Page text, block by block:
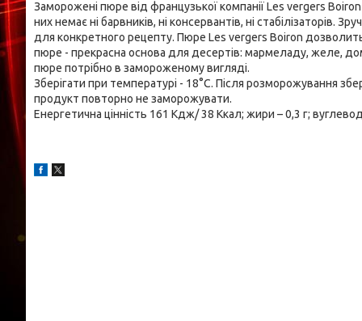
Заморожені пюре від французької компанії Les vergers
них немає ні барвників, ні консервантів, ні стабілізаторів.
для конкретного рецепту. Пюре Les vergers Boiron дозволить
пюре - прекрасна основа для десертів: мармеладу, желе,
пюре потрібно в замороженому вигляді.
Зберігати при температурі - 18°С. Після розморожування
продукт повторно не заморожувати.
Енергетична цінність 161 Кдж/ 38 Ккал; жири – 0,3 г;